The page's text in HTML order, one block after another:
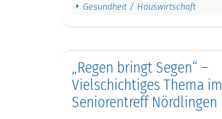
Gesundheit / Hauswirtschaft
„Regen bringt Segen“ –
Vielschichtiges Thema im
Seniorentreff Nördlingen